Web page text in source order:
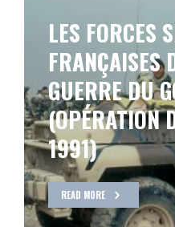
LES FORCES
FRANÇAISES
GUERRE DU
(OPÉRATION
1991)
READ MORE